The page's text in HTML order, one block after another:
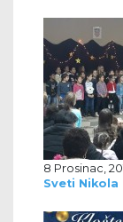
8 Prosinac,
Sveti